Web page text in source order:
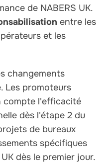
de NABERS UK.
entre les
et les
changements
Les promoteurs
compte l'efficacité
dès l'étape 2 du
de bureaux
spécifiques
dès le premier jour.